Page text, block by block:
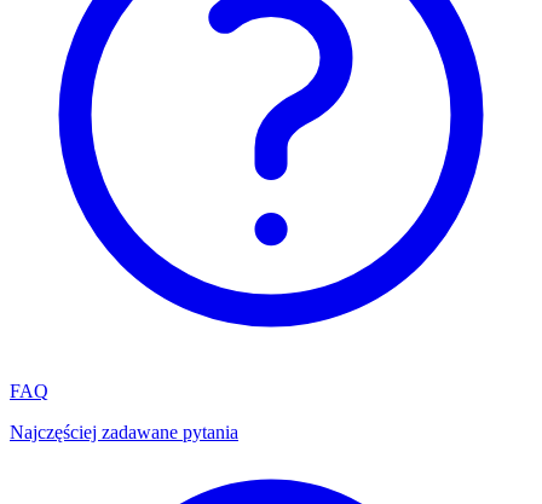
FAQ
Najczęściej zadawane pytania